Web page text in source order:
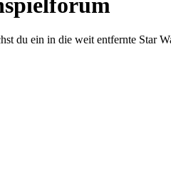
du ein in die weit entfernte Star